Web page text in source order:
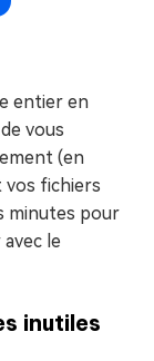
entier en
vous
(en
fichiers
minutes pour
le
inutiles